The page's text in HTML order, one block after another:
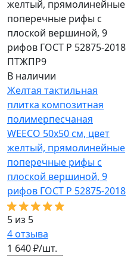
ПТЖПР9
В наличии
Желтая тактильная
плитка композитная
полимерпесчаная
WEECO 50х50 см, цвет
желтый, прямолинейные
поперечные рифы с
плоской вершиной, 9
рифов ГОСТ Р 52875-2018
5 из 5
4отзыва
1 640 ₽/шт.